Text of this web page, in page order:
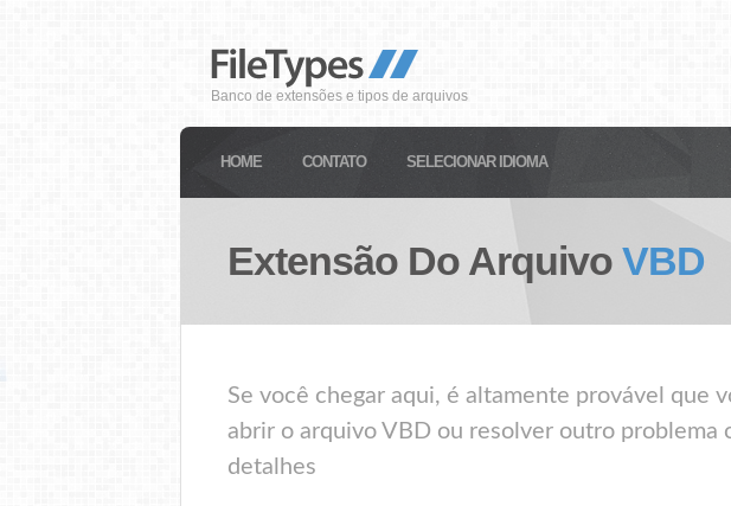
Banco de extensões e tipos de arquivos
HOME CONTATO SELECIONAR IDIOMA
Extensão Do Arquivo VBD
Se você chegar aqui, é altamente provável que
abrir o arquivo VBD ou resolver outro
detalhes